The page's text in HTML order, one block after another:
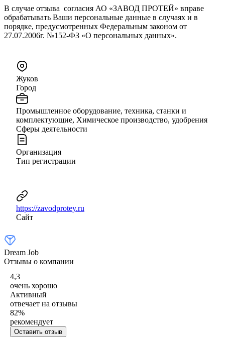
В случае отзыва согласия АО «ЗАВОД ПРОТЕЙ» вправе
обрабатывать Ваши персональные данные в случаях и в
порядке, предусмотренных Федеральным законом от
27.07.2006г. №152-ФЗ «О персональных данных».
Жуков
Город
Промышленное оборудование, техника, станки и
комплектующие, Химическое производство, удобрения
Сферы деятельности
Организация
Тип регистрации
https://zavodprotey.ru
Сайт
Dream Job
Отзывы о компании
4,3
очень хорошо
Активный
отвечает на отзывы
82%
рекомендует
Оставить отзыв